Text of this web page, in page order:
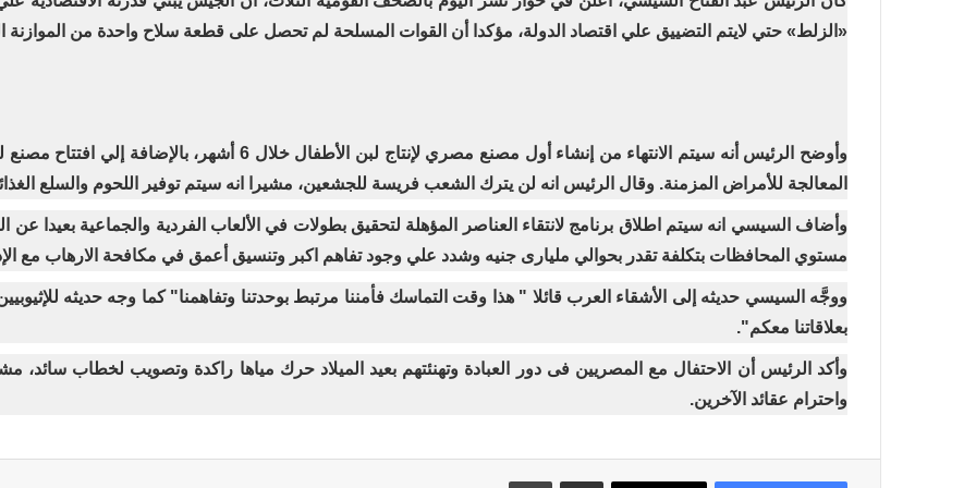
«الزلط» حتي لايتم التضييق علي اقتصاد الدولة، مؤكدا أن القوات المسلحة لم تحصل على قطعة سلاح واحدة من الموازنة العامة منذ 3سنوات
المعالجة للأمراض المزمنة. وقال الرئيس انه لن يترك الشعب فريسة للجشعين، مشيرا انه سيتم توفير اللحوم والسلع
مستوي المحافظات بتكلفة تقدر بحوالي مليارى جنيه وشدد علي وجود تفاهم اكبر وتنسيق أعمق في مكافحة الارهاب مع
ووجَّه السيسي حديثه إلى الأشقاء العرب قائلا " هذا وقت التماسك فأمننا مرتبط بوحدتنا وتفاهمنا" كما وجه حديثه
بعلاقاتنا معكم".
وأكد الرئيس أن الاحتفال مع المصريين فى دور العبادة وتهنئتهم بعيد الميلاد حرك مياها راكدة وتصويب لخطاب
واحترام عقائد الآخرين.
مشاركة عبر البريد طباعة